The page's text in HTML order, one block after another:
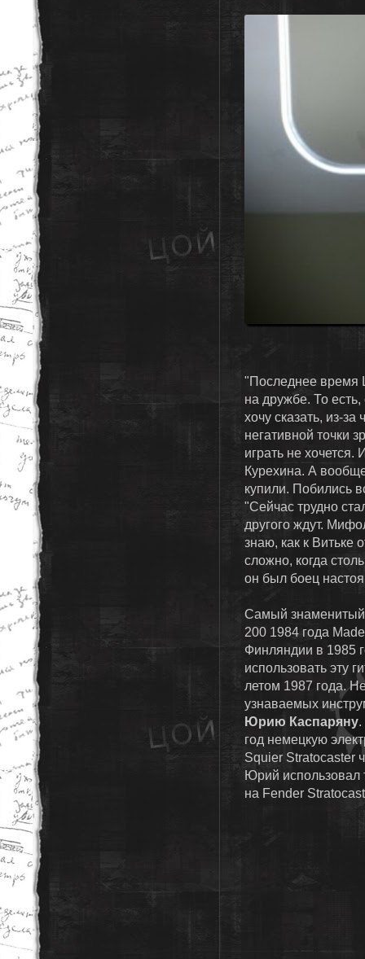
"Последнее время
на дружбе. То
хочу сказать, из-
негативной точки
играть не
Курехина. А
купили. Побились
"Сейчас трудно
другого ждут.
знаю, как к Витьке
сложно, когда
он был боец
Самый знаменитый
200 1984 года
Финляндии в 1985
использовать эту
летом 1987 года.
узнаваемых
Юрию Каспаряну.
год немецкую
Squier Stratocaster
Юрий использовал
на Fender